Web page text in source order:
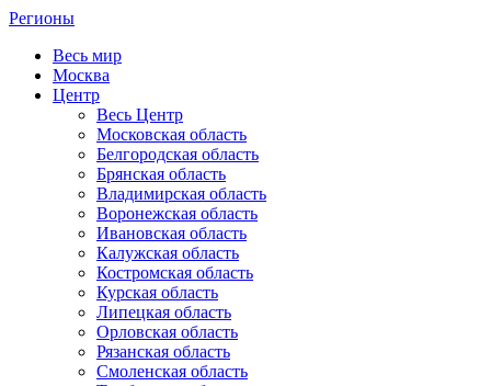
Регионы
Весь мир
Москва
Центр
Весь Центр
Московская область
Белгородская область
Брянская область
Владимирская область
Воронежская область
Ивановская область
Калужская область
Костромская область
Курская область
Липецкая область
Орловская область
Рязанская область
Смоленская область